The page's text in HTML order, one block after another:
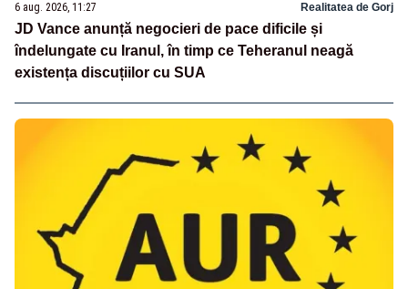
6 aug. 2026, 11:27 Realitatea de Gorj
JD Vance anunță negocieri de pace dificile și
îndelungate cu Iranul, în timp ce Teheranul neagă
existența discuțiilor cu SUA